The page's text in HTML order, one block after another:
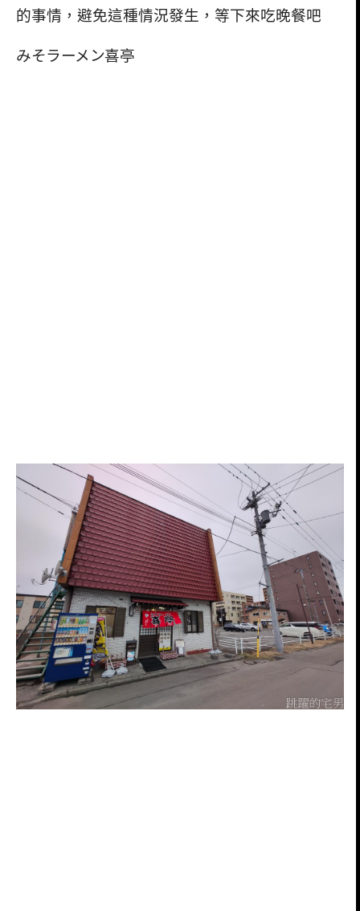
的事情，避免這種情況發生，等下來吃晚餐吧
みそラーメン喜亭